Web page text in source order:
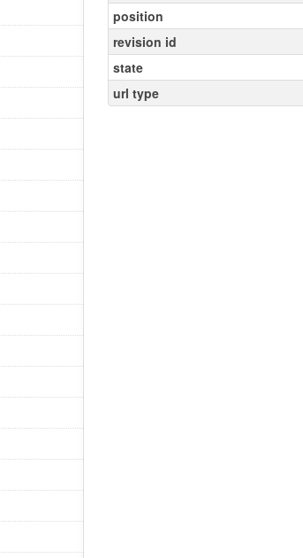
position
revision id
state
url type